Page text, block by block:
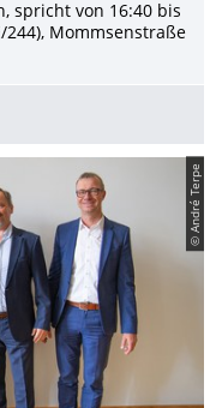
spricht von 16:40 bis
244), Mommsenstraße
© André Terpe